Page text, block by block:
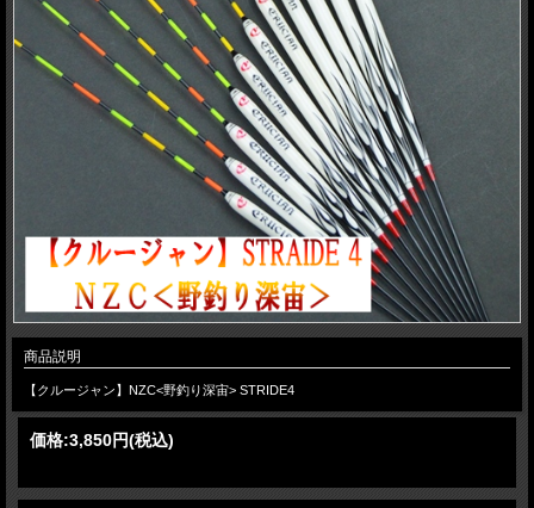
商品説明
【クルージャン】NZC<野釣り深宙> STRIDE4
価格:3,850円(税込)